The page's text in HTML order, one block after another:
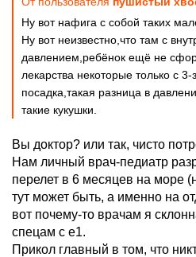
Ну вот нафига с собой таких
Ну вот неизвестно,что там с
давлением,ребёнок ещё не
лекарства некоторые только с
посадка,такая разница в
такие кукушки.
Вы доктор? или так, чисто
Нам личный врач-педиатр
перелет в 6 месяцев на море
тут может быть, а именно на
вот почему-то врачам я
спецам с е1.
Прикол главный в том, что